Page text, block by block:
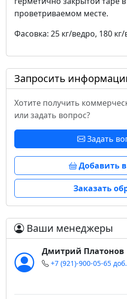
проветриваемом месте.
Фасовка: 25 кг/ведро, 180
Запросить
Хотите получить
или задать вопрос?
Задать
Добавить в
Заказать
Ваши менеджеры
Дмитрий Платонов
+7 (921)-900-05-65